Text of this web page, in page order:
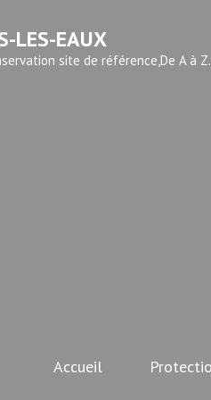
LES-EAUX
site de référence,De A à Z.
Accueil